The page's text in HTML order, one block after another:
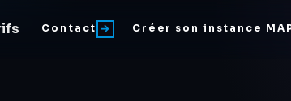
Contact Créer son instance